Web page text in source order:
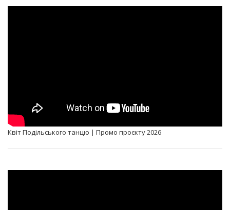
Квіт Подільського танцю | Промо проєкту 2026